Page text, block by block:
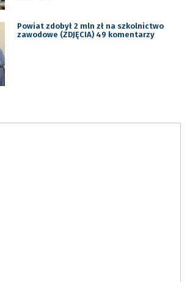
Powiat zdobył 2 mln zł na szkolnictwo
zawodowe (ZDJĘCIA) 49 komentarzy